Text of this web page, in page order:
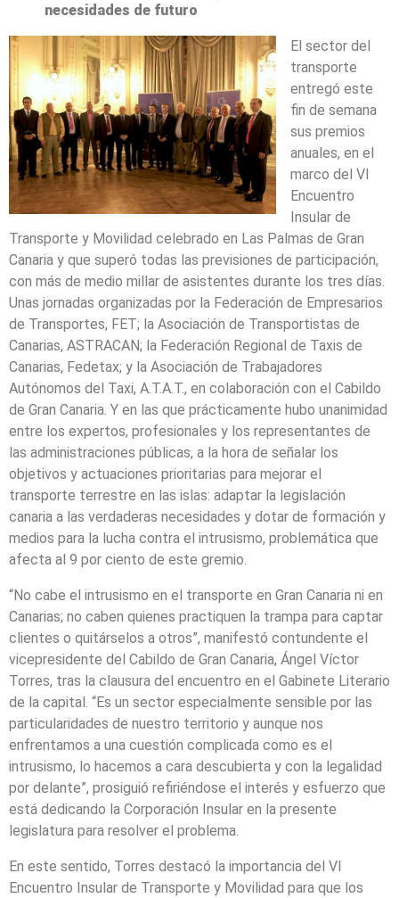
necesidades de futuro
El sector del
transporte
entregó este
fin de semana
sus premios
anuales, en el
marco del VI
Encuentro
Insular de
Transporte y Movilidad celebrado en Las Palmas de Gran
Canaria y que superó todas las previsiones de participación,
con más de medio millar de asistentes durante los tres días.
Unas jornadas organizadas por la Federación de Empresarios
de Transportes, FET; la Asociación de Transportistas de
Canarias, ASTRACAN; la Federación Regional de Taxis de
Canarias, Fedetax; y la Asociación de Trabajadores
Autónomos del Taxi, A.T.A.T., en colaboración con el Cabildo
de Gran Canaria. Y en las que prácticamente hubo unanimidad
entre los expertos, profesionales y los representantes de
las administraciones públicas, a la hora de señalar los
objetivos y actuaciones prioritarias para mejorar el
transporte terrestre en las islas: adaptar la legislación
canaria a las verdaderas necesidades y dotar de formación y
medios para la lucha contra el intrusismo, problemática que
afecta al 9 por ciento de este gremio.
“No cabe el intrusismo en el transporte en Gran Canaria ni en
Canarias; no caben quienes practiquen la trampa para captar
clientes o quitárselos a otros”, manifestó contundente el
vicepresidente del Cabildo de Gran Canaria, Ángel Víctor
Torres, tras la clausura del encuentro en el Gabinete Literario
de la capital. “Es un sector especialmente sensible por las
particularidades de nuestro territorio y aunque nos
enfrentamos a una cuestión complicada como es el
intrusismo, lo hacemos a cara descubierta y con la legalidad
por delante”, prosiguió refiriéndose el interés y esfuerzo que
está dedicando la Corporación Insular en la presente
legislatura para resolver el problema.
En este sentido, Torres destacó la importancia del VI
Encuentro Insular de Transporte y Movilidad para que los